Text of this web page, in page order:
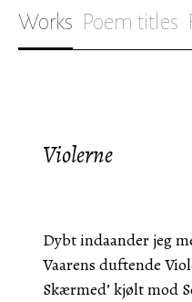
Works Poem titles
Violerne
Dybt indaander jeg
Vaarens duftende
Skærmed’ kjølt mod